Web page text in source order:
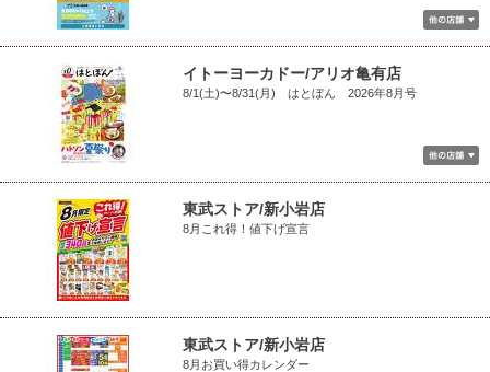
イトーヨーカドー/アリオ亀有店
8/1(土)〜8/31(月) はとぼん 2026年8月号
東武ストア/新小岩店
8月これ得！値下げ宣言
東武ストア/新小岩店
8月お買い得カレンダー